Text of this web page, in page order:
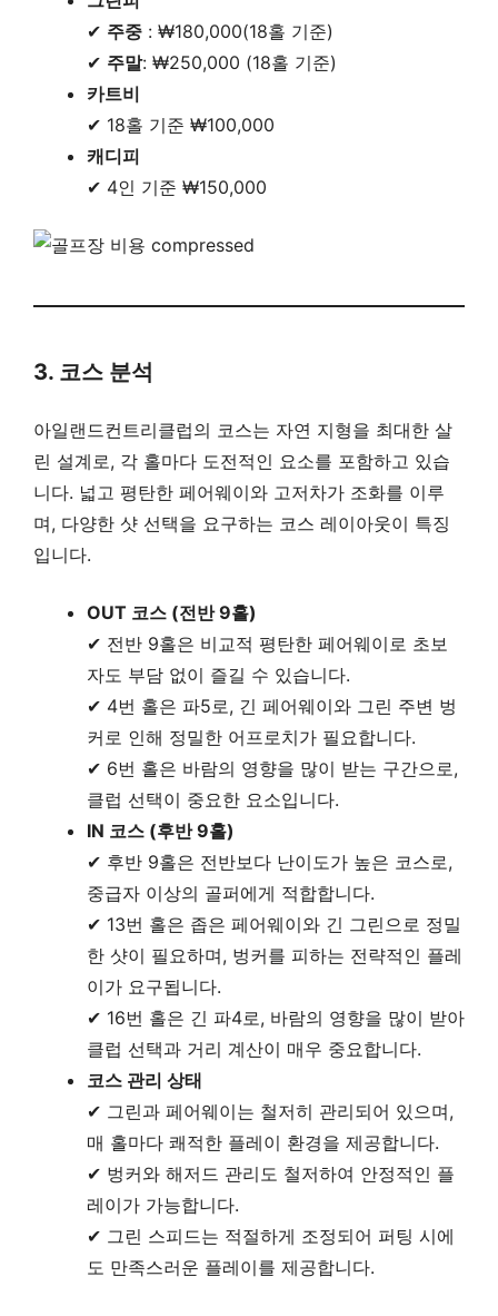
✔ 주중 : ₩180,000(18홀 기준)
✔ 주말: ₩250,000 (18홀 기준)
카트비
✔ 18홀 기준 ₩100,000
캐디피
✔ 4인 기준 ₩150,000
3. 코스 분석
아일랜드컨트리클럽의 코스는 자연 지형을 최대한 살
린 설계로, 각 홀마다 도전적인 요소를 포함하고 있습
니다. 넓고 평탄한 페어웨이와 고저차가 조화를 이루
며, 다양한 샷 선택을 요구하는 코스 레이아웃이 특징
입니다.
OUT 코스 (전반 9홀)
✔ 전반 9홀은 비교적 평탄한 페어웨이로 초보
자도 부담 없이 즐길 수 있습니다.
✔ 4번 홀은 파5로, 긴 페어웨이와 그린 주변 벙
커로 인해 정밀한 어프로치가 필요합니다.
✔ 6번 홀은 바람의 영향을 많이 받는 구간으로,
클럽 선택이 중요한 요소입니다.
IN 코스 (후반 9홀)
✔ 후반 9홀은 전반보다 난이도가 높은 코스로,
중급자 이상의 골퍼에게 적합합니다.
✔ 13번 홀은 좁은 페어웨이와 긴 그린으로 정밀
한 샷이 필요하며, 벙커를 피하는 전략적인 플레
이가 요구됩니다.
✔ 16번 홀은 긴 파4로, 바람의 영향을 많이 받아
클럽 선택과 거리 계산이 매우 중요합니다.
코스 관리 상태
✔ 그린과 페어웨이는 철저히 관리되어 있으며,
매 홀마다 쾌적한 플레이 환경을 제공합니다.
✔ 벙커와 해저드 관리도 철저하여 안정적인 플
레이가 가능합니다.
✔ 그린 스피드는 적절하게 조정되어 퍼팅 시에
도 만족스러운 플레이를 제공합니다.